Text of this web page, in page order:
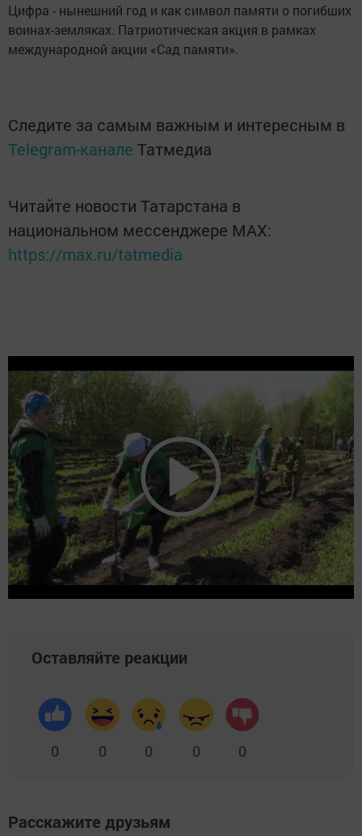
Цифра - нынешний год и как символ памяти о погибших
воинах-земляках. Патриотическая акция в рамках
международной акции «Сад памяти».
Следите за самым важным и интересным в
Telegram-канале Татмедиа
Читайте новости Татарстана в
национальном мессенджере MАХ:
https://max.ru/tatmedia
Оставляйте реакции
0 0 0 0 0
Расскажите друзьям